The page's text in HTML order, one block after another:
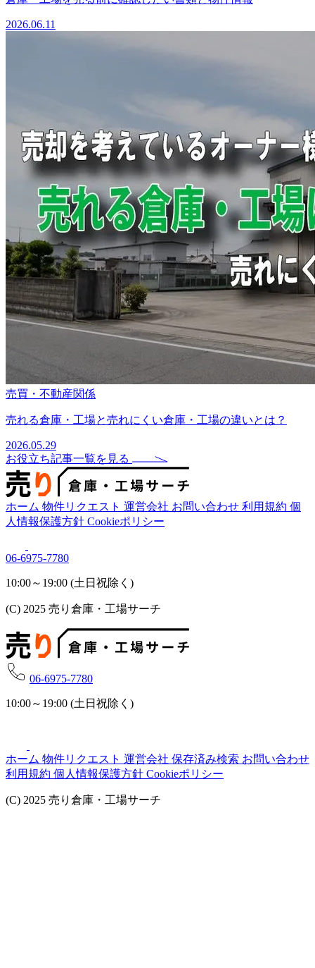
2026.06.11
売買・不動産関係
売れる倉庫・工場と売れにくい倉庫・工場の違いとは？
2026.05.29
お役立ち記事一覧を見る
ホーム 物件リクエスト 運営会社 お問い合わせ 利用規約 個
人情報保護方針 Cookieポリシー
06-6975-7780
10:00～19:00 (土日祝除く)
(C) 2025 売り倉庫・工場サーチ
06-6975-7780
10:00～19:00 (土日祝除く)
ホーム 物件リクエスト 運営会社 保存済み検索 お問い合わせ
利用規約 個人情報保護方針 Cookieポリシー
(C) 2025 売り倉庫・工場サーチ